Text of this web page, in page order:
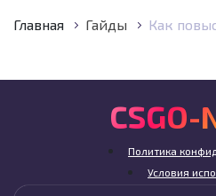
Главная Гайды Как
CSGO-
Политика
Условия